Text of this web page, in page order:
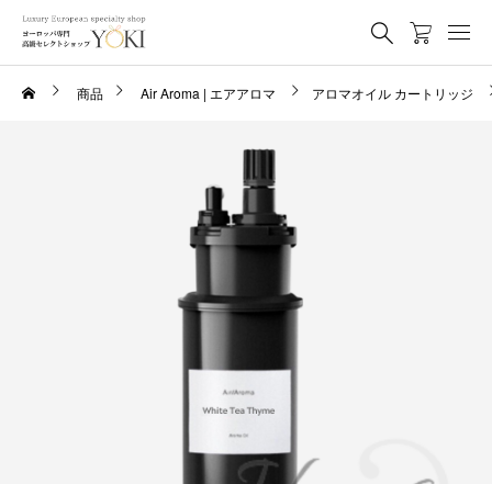
商品 Air Aroma | エアアロマ アロマオイル カートリッジ